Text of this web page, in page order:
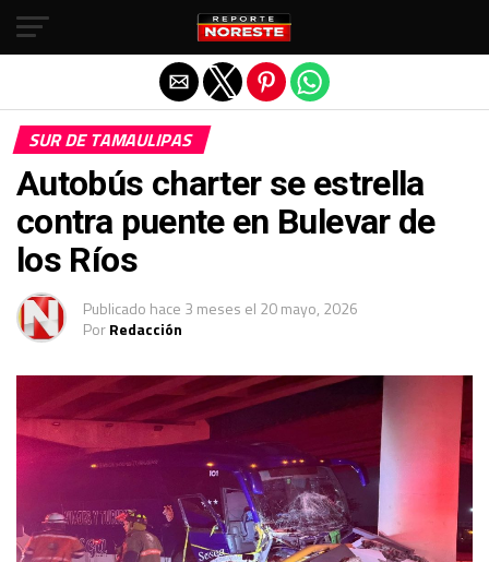
SUR DE TAMAULIPAS
Autobús charter se estrella
contra puente en Bulevar de
los Ríos
Publicado hace 3 meses el 20 mayo, 2026
PorRedacción
Salir de la versión móvil